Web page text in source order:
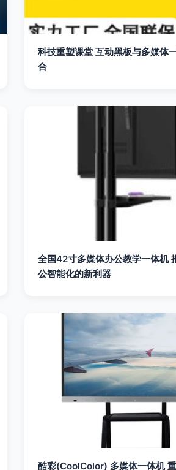
科技重塑课堂 互动黑板与多媒体
合
全国42寸多媒体办公教学一体机
公智能化的新利器
酷彩(CoolColor) 多媒体一体机